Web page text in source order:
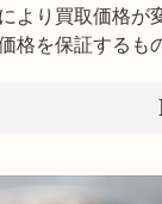
より買取価格が
格を保証するも